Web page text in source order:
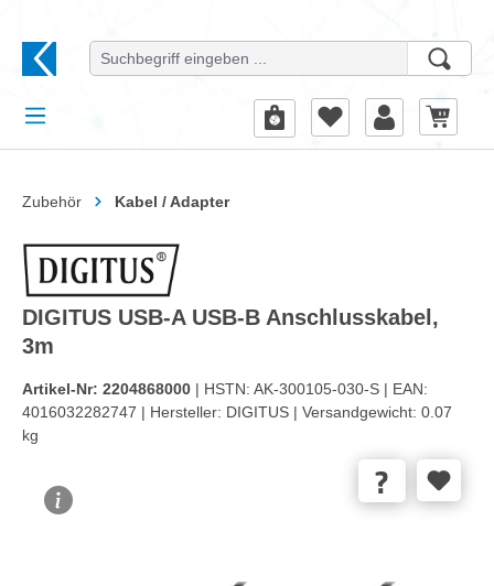
Zubehör Kabel / Adapter
DIGITUS USB-A USB-B Anschlusskabel,
3m
Artikel-Nr: 2204868000 | HSTN: AK-300105-030-S | EAN:
4016032282747 | Hersteller: DIGITUS | Versandgewicht: 0.07
kg